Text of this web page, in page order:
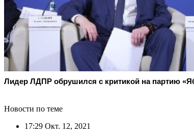
Лидер ЛДПР обрушился с критикой на партию
Новости по теме
17:29 Окт. 12, 2021